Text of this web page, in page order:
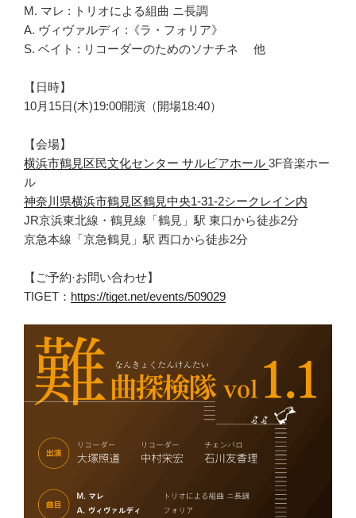
M. マレ : トリオによる組曲 ニ長調
A. ヴィヴァルディ :《ラ・フォリア》
S. ベイト : リコーダーのためのソナチネ 他
【日時】
10月15日(木)19:00開演（開場18:40）
【会場】
横浜市鶴見区民文化センター サルビアホール 3F音楽ホー
ル
神奈川県横浜市鶴見区鶴見中央1-31-2シークレイン内
JR京浜東北線・鶴見線「鶴見」駅 東口から徒歩2分
京急本線「京急鶴見」駅 西口から徒歩2分
【ご予約·お問い合わせ】
TIGET： https://tiget.net/events/509029